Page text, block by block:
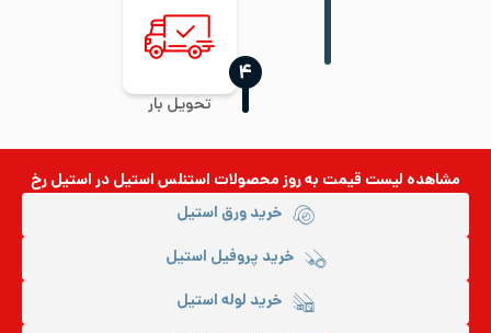
تحویل بار
‍۴
مشاهده لیست قیمت به روزمحصولات استنلس استیلدر استیل رخ
خرید ورق استیل
خرید پروفیل استیل
خرید لوله استیل